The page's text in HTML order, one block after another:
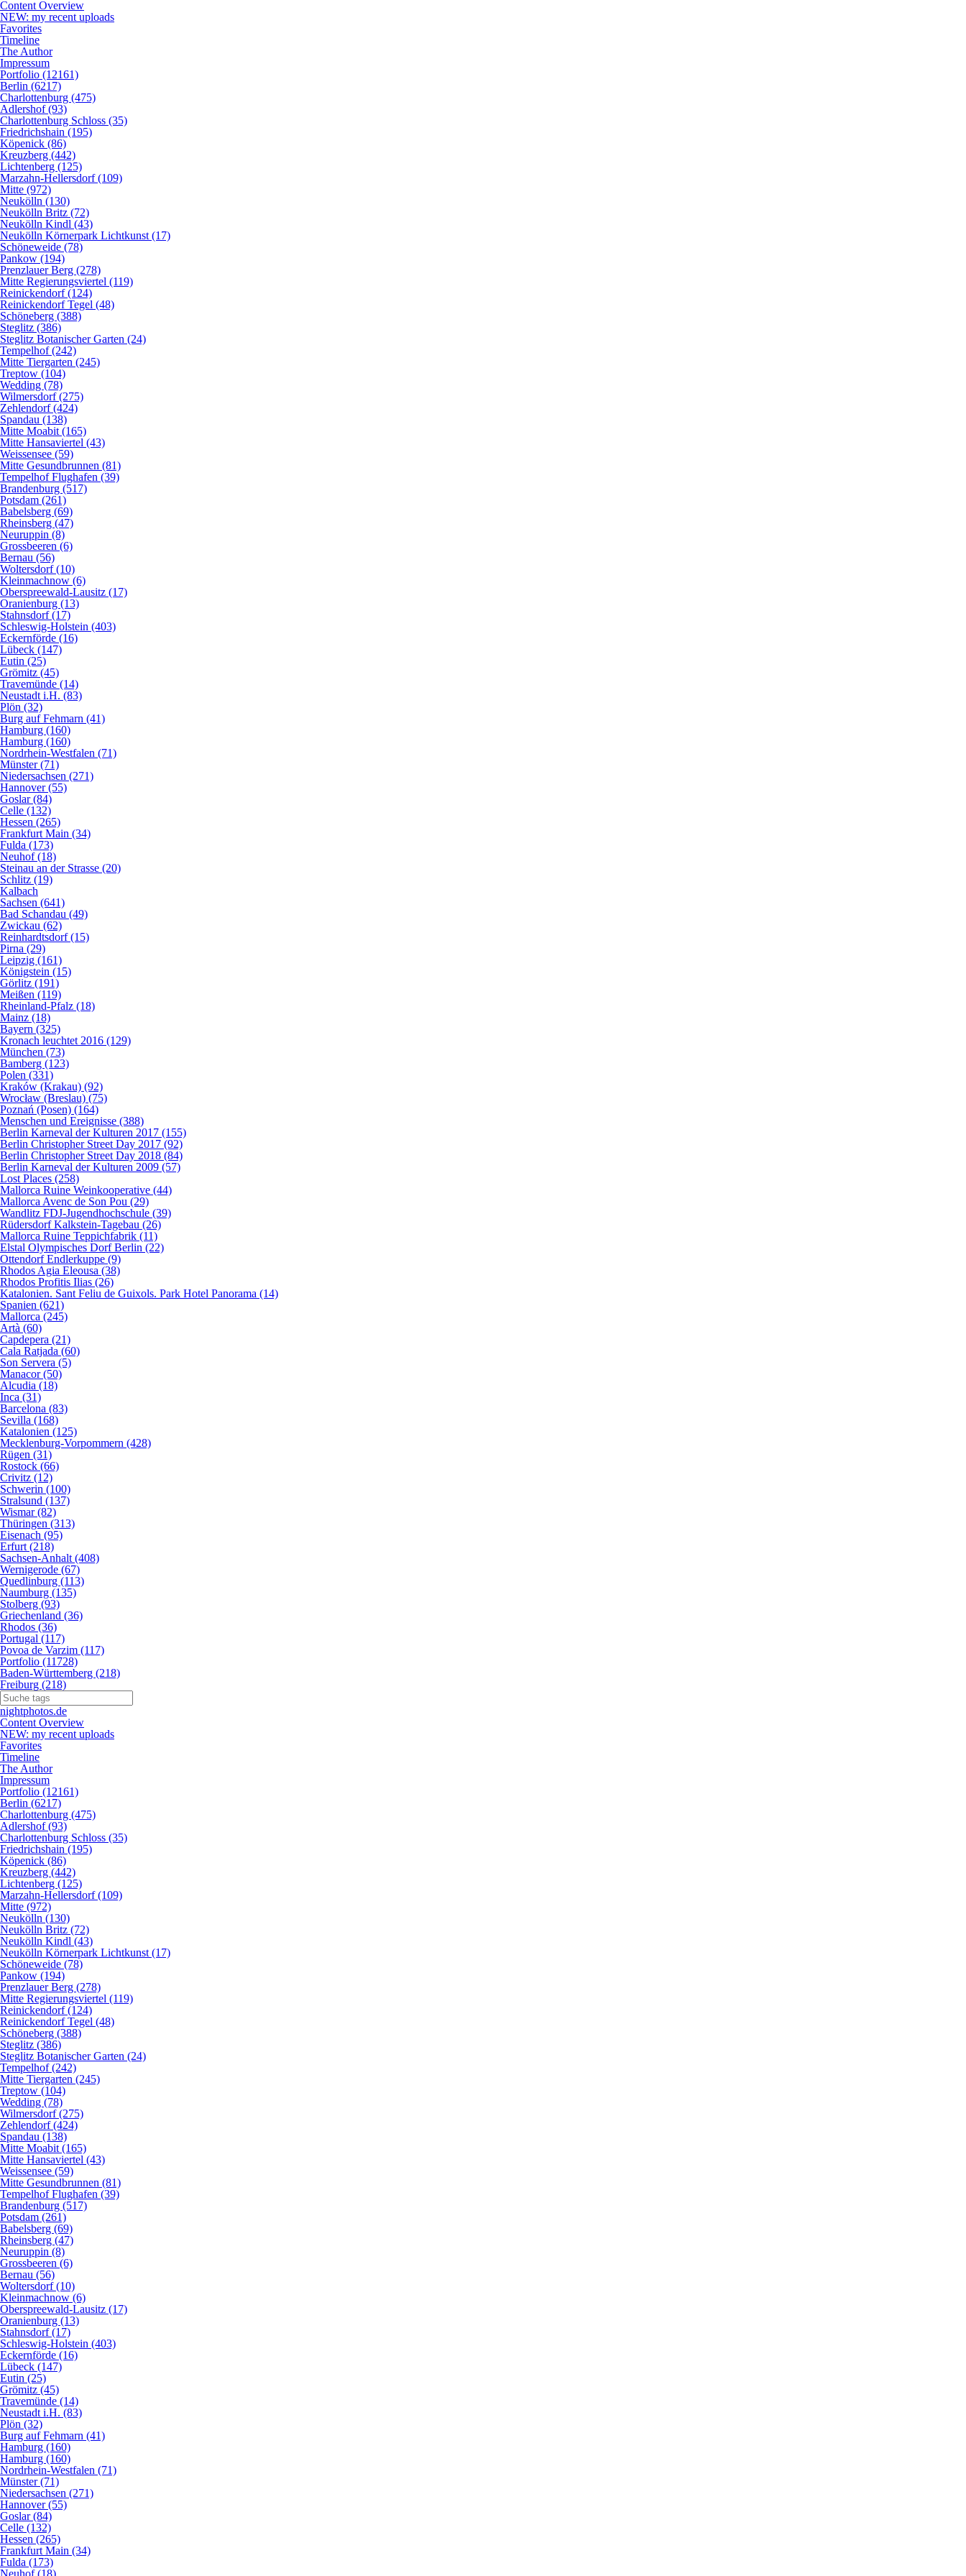
Content Overview
NEW: my recent uploads
Favorites
Timeline
The Author
Impressum
Portfolio (12161)
Berlin (6217)
Charlottenburg (475)
Adlershof (93)
Charlottenburg Schloss (35)
Friedrichshain (195)
Köpenick (86)
Kreuzberg (442)
Lichtenberg (125)
Marzahn-Hellersdorf (109)
Mitte (972)
Neukölln (130)
Neukölln Britz (72)
Neukölln Kindl (43)
Neukölln Körnerpark Lichtkunst (17)
Schöneweide (78)
Pankow (194)
Prenzlauer Berg (278)
Mitte Regierungsviertel (119)
Reinickendorf (124)
Reinickendorf Tegel (48)
Schöneberg (388)
Steglitz (386)
Steglitz Botanischer Garten (24)
Tempelhof (242)
Mitte Tiergarten (245)
Treptow (104)
Wedding (78)
Wilmersdorf (275)
Zehlendorf (424)
Spandau (138)
Mitte Moabit (165)
Mitte Hansaviertel (43)
Weissensee (59)
Mitte Gesundbrunnen (81)
Tempelhof Flughafen (39)
Brandenburg (517)
Potsdam (261)
Babelsberg (69)
Rheinsberg (47)
Neuruppin (8)
Grossbeeren (6)
Bernau (56)
Woltersdorf (10)
Kleinmachnow (6)
Oberspreewald-Lausitz (17)
Oranienburg (13)
Stahnsdorf (17)
Schleswig-Holstein (403)
Eckernförde (16)
Lübeck (147)
Eutin (25)
Grömitz (45)
Travemünde (14)
Neustadt i.H. (83)
Plön (32)
Burg auf Fehmarn (41)
Hamburg (160)
Hamburg (160)
Nordrhein-Westfalen (71)
Münster (71)
Niedersachsen (271)
Hannover (55)
Goslar (84)
Celle (132)
Hessen (265)
Frankfurt Main (34)
Fulda (173)
Neuhof (18)
Steinau an der Strasse (20)
Schlitz (19)
Kalbach
Sachsen (641)
Bad Schandau (49)
Zwickau (62)
Reinhardtsdorf (15)
Pirna (29)
Leipzig (161)
Königstein (15)
Görlitz (191)
Meißen (119)
Rheinland-Pfalz (18)
Mainz (18)
Bayern (325)
Kronach leuchtet 2016 (129)
München (73)
Bamberg (123)
Polen (331)
Kraków (Krakau) (92)
Wrocław (Breslau) (75)
Poznań (Posen) (164)
Menschen und Ereignisse (388)
Berlin Karneval der Kulturen 2017 (155)
Berlin Christopher Street Day 2017 (92)
Berlin Christopher Street Day 2018 (84)
Berlin Karneval der Kulturen 2009 (57)
Lost Places (258)
Mallorca Ruine Weinkooperative (44)
Mallorca Avenc de Son Pou (29)
Wandlitz FDJ-Jugendhochschule (39)
Rüdersdorf Kalkstein-Tagebau (26)
Mallorca Ruine Teppichfabrik (11)
Elstal Olympisches Dorf Berlin (22)
Ottendorf Endlerkuppe (9)
Rhodos Agia Eleousa (38)
Rhodos Profitis Ilias (26)
Katalonien. Sant Feliu de Guixols. Park Hotel Panorama (14)
Spanien (621)
Mallorca (245)
Artà (60)
Capdepera (21)
Cala Ratjada (60)
Son Servera (5)
Manacor (50)
Alcudia (18)
Inca (31)
Barcelona (83)
Sevilla (168)
Katalonien (125)
Mecklenburg-Vorpommern (428)
Rügen (31)
Rostock (66)
Crivitz (12)
Schwerin (100)
Stralsund (137)
Wismar (82)
Thüringen (313)
Eisenach (95)
Erfurt (218)
Sachsen-Anhalt (408)
Wernigerode (67)
Quedlinburg (113)
Naumburg (135)
Stolberg (93)
Griechenland (36)
Rhodos (36)
Portugal (117)
Povoa de Varzim (117)
Portfolio (11728)
Baden-Württemberg (218)
Freiburg (218)
nightphotos.de
Content Overview
NEW: my recent uploads
Favorites
Timeline
The Author
Impressum
Portfolio (12161)
Berlin (6217)
Charlottenburg (475)
Adlershof (93)
Charlottenburg Schloss (35)
Friedrichshain (195)
Köpenick (86)
Kreuzberg (442)
Lichtenberg (125)
Marzahn-Hellersdorf (109)
Mitte (972)
Neukölln (130)
Neukölln Britz (72)
Neukölln Kindl (43)
Neukölln Körnerpark Lichtkunst (17)
Schöneweide (78)
Pankow (194)
Prenzlauer Berg (278)
Mitte Regierungsviertel (119)
Reinickendorf (124)
Reinickendorf Tegel (48)
Schöneberg (388)
Steglitz (386)
Steglitz Botanischer Garten (24)
Tempelhof (242)
Mitte Tiergarten (245)
Treptow (104)
Wedding (78)
Wilmersdorf (275)
Zehlendorf (424)
Spandau (138)
Mitte Moabit (165)
Mitte Hansaviertel (43)
Weissensee (59)
Mitte Gesundbrunnen (81)
Tempelhof Flughafen (39)
Brandenburg (517)
Potsdam (261)
Babelsberg (69)
Rheinsberg (47)
Neuruppin (8)
Grossbeeren (6)
Bernau (56)
Woltersdorf (10)
Kleinmachnow (6)
Oberspreewald-Lausitz (17)
Oranienburg (13)
Stahnsdorf (17)
Schleswig-Holstein (403)
Eckernförde (16)
Lübeck (147)
Eutin (25)
Grömitz (45)
Travemünde (14)
Neustadt i.H. (83)
Plön (32)
Burg auf Fehmarn (41)
Hamburg (160)
Hamburg (160)
Nordrhein-Westfalen (71)
Münster (71)
Niedersachsen (271)
Hannover (55)
Goslar (84)
Celle (132)
Hessen (265)
Frankfurt Main (34)
Fulda (173)
Neuhof (18)